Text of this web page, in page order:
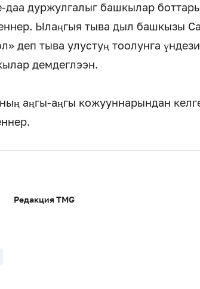
даа дуржулгалыг башкылар
Ылаңгыя тыва дыл башкызы
деп тыва улустуң тоолунга
демдеглээн.
аңгы-аңгы кожууннарындан
Редакция TMG